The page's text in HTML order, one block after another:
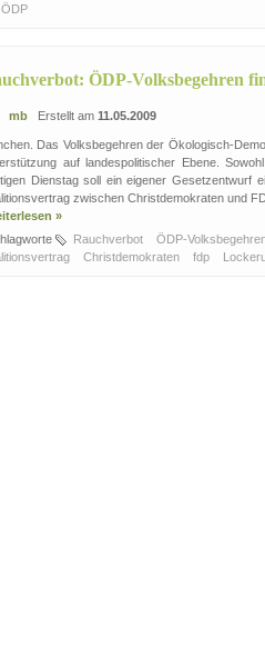
ÖDP-Volksbegehren
mb Erstellt am 11.05.2009
Das Volksbegehren der Ökologisch-
auf landespolitischer Ebene.
Dienstag soll ein eigener Gesetzentwurf
zwischen Christdemokraten und
»
Rauchverbot ÖDP-
Christdemokraten fdp